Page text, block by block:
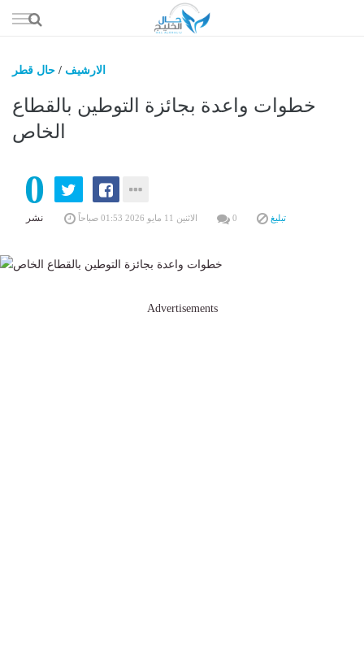
الى
الارشيف / حال قطر
خطوات واعدة بجائزة التوطين بالقطاع
الخاص
0
نشر الاثنين 11 مايو 2026 01:53 صباحاً 0 تبليغ
Advertisements
حال
حال
حال الثقافة والفن